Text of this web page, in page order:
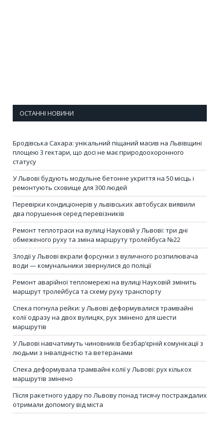
ОСТАННІ НОВИНИ
Бродівська Сахара: унікальний піщаний масив на Львівщині
площею 3 гектари, що досі не має природоохоронного
статусу
У Львові будують модульне бетонне укриття на 50 місць і
ремонтують сховище для 300 людей
Перевірки кондиціонерів у львівських автобусах виявили
два порушення серед перевізників
Ремонт теплотраси на вулиці Науковій у Львові: три дні
обмеженого руху та зміна маршруту тролейбуса №22
Злодії у Львові вкрали форсунки з вуличного розпилювача
води — комунальники звернулися до поліції
Ремонт аварійної тепломережі на вулиці Науковій змінить
маршрут тролейбуса та схему руху транспорту
Спека погнула рейки: у Львові деформувалися трамвайні
колії одразу на двох вулицях, рух змінено для шести
маршрутів
У Львові навчатимуть чиновників безбар’єрній комунікації з
людьми з інвалідністю та ветеранами
Спека деформувала трамвайні колії у Львові: рух кількох
маршрутів змінено
Після ракетного удару по Львову понад тисячу постраждалих
отримали допомогу від міста